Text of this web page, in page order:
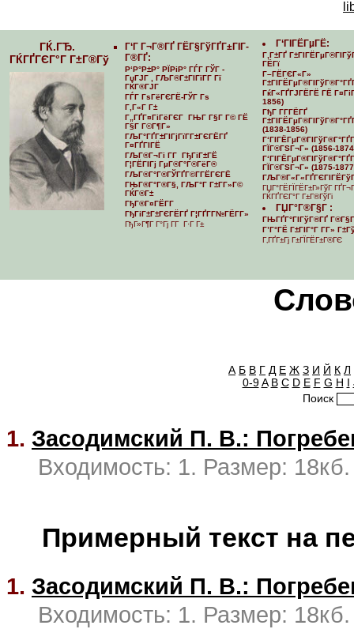
ГЌ.ГЂ.
ГЌГҐГЄГ°Г Г±Г®Гў
Г‘Г Г¬Г®ГҐ ГЁГ§ГўГҐГ±ГІГ­
Г®ГҐ:
Р‘Р°Р±Р° РЇРіР° ГЃГ ГЎГ -
ГџГЈГ , ГЉГ®Г±ГІГїГ­Г Гї
ГЌГ®ГЈГ
ГЃГ ГѕГёГЄГЁ-ГЎГ Гѕ
Г‚Г«Г Г±
Г„ГҐГ¤ГіГёГЄГ ГЊГ Г§Г Г© ГЁ
Г§Г Г©Г¶Г»
ГЉГ°ГҐГ±ГІГјГїГ­Г±ГЄГЁГҐ
Г¤ГҐГІГЁ
ГЉГ®Г¬Гі Г­Г ГђГіГ±ГЁ
Г¦ГЁГІГј ГµГ®Г°Г®ГёГ®
ГЉГ®Г°Г®ГЎГҐГ©Г­ГЁГЄГЁ
ГЊГ®Г°Г®Г§, ГЉГ°Г Г±Г­Г»Г©
ГЌГ®Г±
ГђГ®Г¤ГЁГ­Г
ГђГіГ±Г±ГЄГЁГҐ Г¦ГҐГ­Г№ГЁГ­Г»
ГђГ»Г¶Г Г°Гј Г­Г Г·Г Г±
Г‘ГІГЁГµГЁ:
Г‚Г±ГҐ
ГЁГї
Г–ГЁГЄГ«Г»
ГќГ«ГҐГЈГЁГЁ ГЁ
1856)
ГђГ Г­Г­ГЁГҐ
(1838-1856)
ГЇГ®ГЅГ¬Г» (1856-
ГЇГ®ГЅГ¬Г» (1875-
ГЏГ°ГЁГЇГЁГ±Г»ГўГ
ГЌГҐГЄГ°Г Г±Г®ГўГі
ГЏГ°Г®Г§Г :
ГЊГҐГ°ГІГўГ®ГҐ
Г’Г°ГЁ Г±ГІГ°Г Г­Г»
Г‚ГҐГ±Гј Г±ГЇГЁГ±Г®ГЄ
А Б В Г Д Е Ж З И Й К Л
0-9 A B C D E F G H I
Поиск
1. Засодимский П. В.:
Входимость: 1. Размер: 18кб.
Примерный текст на
1. Засодимский П. В.:
Входимость: 1. Размер: 18кб.